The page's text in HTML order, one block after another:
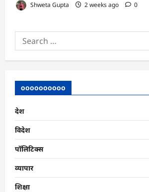
Shweta Gupta 2 weeks ago 0
Search
for:
oooooooooo
देश
विदेश
पॉलिटिक्स
व्यापार
शिक्षा